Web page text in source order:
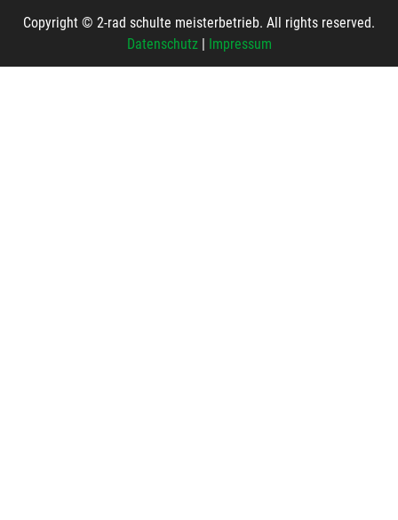
Copyright © 2-rad schulte meisterbetrieb. All rights reserved.
Datenschutz| Impressum